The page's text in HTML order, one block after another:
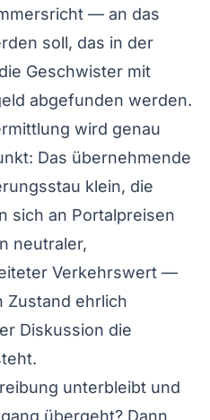
— an das
soll, das in der
Geschwister mit
abgefunden werden.
wird genau
Das übernehmende
klein, die
sich an Portalpreisen
neutraler,
Verkehrswert —
Zustand ehrlich
Diskussion die
unterbleibt und
übergeht? Dann